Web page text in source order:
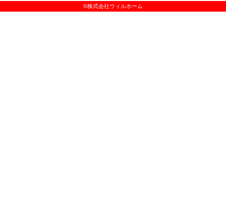
©株式会社ウィルホーム